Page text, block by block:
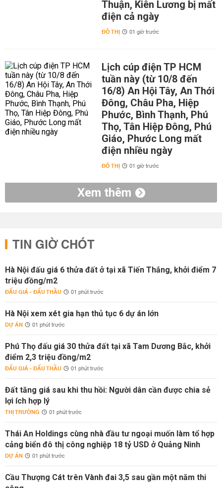
Thuận, Kiên Lương bị mất
điện cả ngày
ĐÔ THỊ 01 giờ trước
Lịch cúp điện TP HCM
tuần này (từ 10/8 đến
16/8) An Hội Tây, An Thới
Đông, Châu Pha, Hiệp
Phước, Bình Thạnh, Phú
Thọ, Tân Hiệp Đông, Phú
Giáo, Phước Long mất
điện nhiều ngày
ĐÔ THỊ 01 giờ trước
Xem thêm
TIN GIỜ CHÓT
Hà Nội đấu giá 6 thửa đất ở tại xã Tiến Thắng, khởi điểm 7
triệu đồng/m2
ĐẤU GIÁ - ĐẤU THẦU 01 phút trước
Hà Nội xem xét gia hạn thủ tục 6 dự án lớn
DỰ ÁN 01 phút trước
Phú Thọ đấu giá 30 thửa đất tại xã Tam Dương Bắc, khởi
điểm 2,3 triệu đồng/m2
ĐẤU GIÁ - ĐẤU THẦU 01 phút trước
Đất tăng giá sau khi thu hồi: Người dân cần được chia sẻ
lợi ích hợp lý
THỊ TRƯỜNG 01 phút trước
Thái An Holdings cùng nhà đầu tư ngoại muốn làm tổ hợp
cảng biển đô thị công nghiệp 18 tỷ USD ở Quảng Ninh
DỰ ÁN 01 phút trước
Cầu Thượng Cát trên Vành đai 3,5 sau gần một năm thi